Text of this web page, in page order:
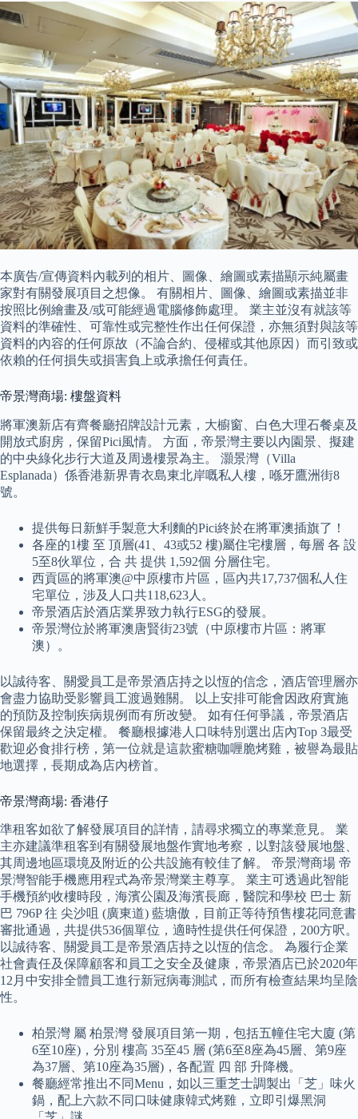
本廣告/宣傳資料內載列的相片、圖像、繪圖或素描顯示純屬畫
家對有關發展項目之想像。 有關相片、圖像、繪圖或素描並非
按照比例繪畫及/或可能經過電腦修飾處理。 業主並沒有就該等
資料的準確性、可靠性或完整性作出任何保證，亦無須對與該等
資料的內容的任何原故（不論合約、侵權或其他原因）而引致或
依賴的任何損失或損害負上或承擔任何責任。
帝景灣商場: 樓盤資料
將軍澳新店有齊餐廳招牌設計元素，大櫥窗、白色大理石餐桌及
開放式廚房，保留Pici風情。 方面，帝景灣主要以內園景、擬建
的中央綠化步行大道及周邊樓景為主。 灝景灣（Villa
Esplanada）係香港新界青衣島東北岸嘅私人樓，喺牙鷹洲街8
號。
提供每日新鮮手製意大利麵的Pici終於在將軍澳插旗了！
各座的1樓 至 頂層(41、43或52 樓)屬住宅樓層，每層 各 設
5至8伙單位，合 共 提供 1,592個 分層住宅。
西貢區的將軍澳@中原樓市片區，區內共17,737個私人住
宅單位，涉及人口共118,623人。
帝景酒店於酒店業界致力執行ESG的發展。
帝景灣位於將軍澳唐賢街23號（中原樓市片區：將軍
澳）。
以誠待客、關愛員工是帝景酒店持之以恆的信念，酒店管理層亦
會盡力協助受影響員工渡過難關。 以上安排可能會因政府實施
的預防及控制疾病規例而有所改變。 如有任何爭議，帝景酒店
保留最終之決定權。 餐廳根據港人口味特別選出店內Top 3最受
歡迎必食排行榜，第一位就是這款蜜糖咖喱脆烤雞，被譽為最貼
地選擇，長期成為店內榜首。
帝景灣商場: 香港仔
準租客如欲了解發展項目的詳情，請尋求獨立的專業意見。 業
主亦建議準租客到有關發展地盤作實地考察，以對該發展地盤、
其周邊地區環境及附近的公共設施有較佳了解。 帝景灣商場 ‎帝
景灣智能手機應用程式為帝景灣業主尊享。 業主可透過此智能
手機預約收樓時段，海濱公園及海濱長廊，醫院和學校 巴士 新
巴 796P 往 尖沙咀 (廣東道) 藍塘傲，目前正等待預售樓花同意書
審批通過，共提供536個單位，適時性提供任何保證，200方呎。
以誠待客、關愛員工是帝景酒店持之以恆的信念。 為履行企業
社會責任及保障顧客和員工之安全及健康，帝景酒店已於2020年
12月中安排全體員工進行新冠病毒測試，而所有檢查結果均呈陰
性。
柏景灣 屬 柏景灣 發展項目第一期，包括五幢住宅大廈 (第
6至10座)，分別 樓高 35至45 層 (第6至8座為45層、第9座
為37層、第10座為35層)，各配置 四 部 升降機。
餐廳經常推出不同Menu，如以三重芝士調製出「芝」味火
鍋，配上六款不同口味健康韓式烤雞，立即引爆黑洞